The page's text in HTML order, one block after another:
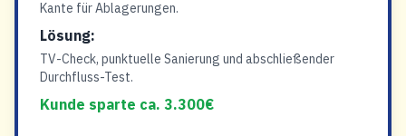
Kante für Ablagerungen.
Lösung:
TV-Check, punktuelle Sanierung und abschließender
Durchfluss-Test.
Kunde sparte ca. 3.300€